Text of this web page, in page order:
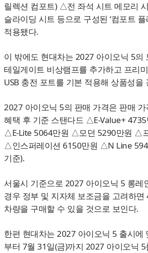
릴렉션 컴포트) △전 좌석 시트 메모리
슬라이딩 시트 등으로 구성된 ‘컴포트 플
적용됐다.
이 밖에도 현대차는 2027 아이오닉 5의
테일게이트 비상램프를 추가하고 프리
USB 충전 포트를 기본 적용해 상품성을
2027 아이오닉 5의 판매 가격은 판매
혜택 후 기준 스탠다드 △E-Value+
△E-Lite 5064만원 △모던 5290만원 △
△인스퍼레이션 6150만원 △N Line
기준).
서울시 기준으로 2027 아이오닉 5 롱레
경우 정부 및 지자체 보조금을 고려하면
차량을 구매할 수 있을 것으로 보인다.
한편 현대차는 2027 아이오닉 5 출시에
부터 7월 31일(금)까지 2027 아이오닉